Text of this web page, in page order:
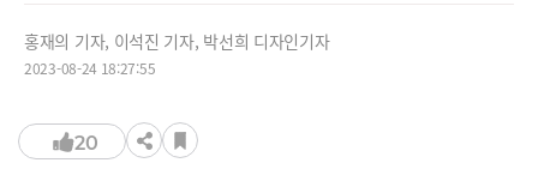
홍재의 기자, 이석진 기자, 박선희 디자인기자
2023-08-24 18:27:55
20